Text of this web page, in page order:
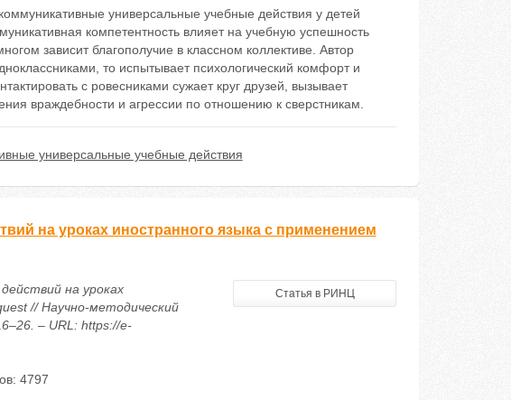
универсальные учебные действия у детей
компетентность влияет на учебную успешность
зависит благополучие в классном коллективе. Автор
то испытывает психологический комфорт и
с ровесниками сужает круг друзей, вызывает
враждебности и агрессии по отношению к сверстникам.
универсальные учебные действия
на уроках иностранного языка с применением
на уроках
// Научно-методический
– URL: https://e-
Статья в РИНЦ
4797